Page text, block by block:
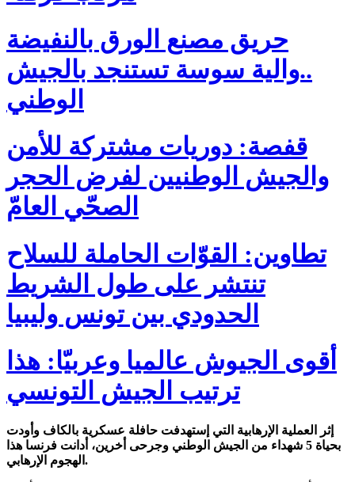
حريق مصنع الورق بالنفيضة
..والية سوسة تستنجد بالجيش
الوطني
قفصة: دوريات مشتركة للأمن
والجيش الوطنيين لفرض الحجر
الصحّي العامّ
تطاوين: القوّات الحاملة للسلاح
تنتشر على طول الشريط
الحدودي بين تونس وليبيا
أقوى الجيوش عالميا وعربيّا: هذا
ترتيب الجيش التونسي
إثر العملية الإرهابية التي إستهدفت حافلة عسكرية بالكاف وأودت
بحياة 5 شهداء من الجيش الوطني وجرحى أخرين، أدانت فرنسا هذا
الهجوم الإرهابي.